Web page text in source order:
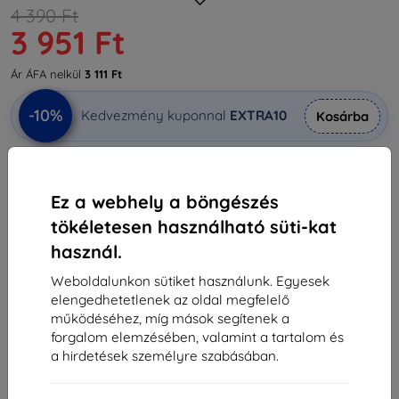
Ez a webhely a böngészés
tökéletesen használható süti-kat
használ.
Weboldalunkon sütiket használunk. Egyesek
elengedhetetlenek az oldal megfelelő
működéséhez, míg mások segítenek a
forgalom elemzésében, valamint a tartalom és
a hirdetések személyre szabásában.
4 390 Ft
3 951 Ft
Ár ÁFA nelkül 3 111 Ft
-10% Kedvezmény kuponnal EXTRA10 Kosárba
-
Mennyiségi kedvezmények
2db
10%
3 951 Ft/db